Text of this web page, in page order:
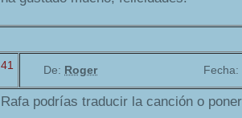
41 De: Roger Fecha:
Rafa podrías traducir la canción o